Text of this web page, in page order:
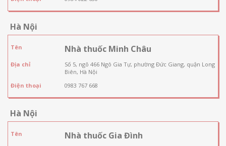
Hà Nội
Tên Nhà thuốc Minh Châu
Địa chỉ
Số 5, ngõ 466 Ngô Gia Tự, phường Đức Giang, quận Long
Biên, Hà Nội
Điện thoại
0983 767 668
Hà Nội
Tên Nhà thuốc Gia Đình